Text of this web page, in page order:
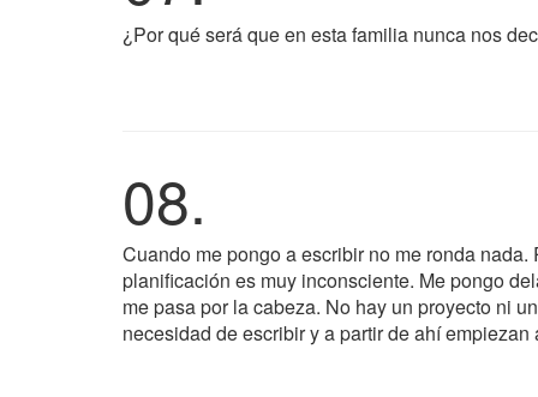
¿Por qué será que en esta familia nunca nos
08.
Cuando me pongo a escribir no me ronda
planificación es muy inconsciente. Me pongo
me pasa por la cabeza. No hay un proyecto ni
necesidad de escribir y a partir de ahí